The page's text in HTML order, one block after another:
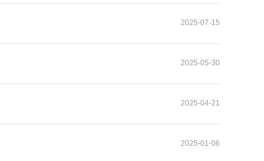
2025-07-15
2025-05-30
2025-04-21
2025-01-06